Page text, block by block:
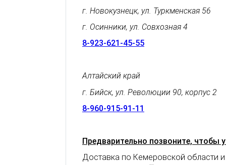
г. Новокузнецк, ул. Туркменская 56
г. Осинники, ул. Совхозная 4
8-923-621-45-55
Алтайский край
г. Бийск, ул. Революции 90, корпус 2
8-960-915-91-11
Предварительно позвоните, чтобы
Доставка по Кемеровской области